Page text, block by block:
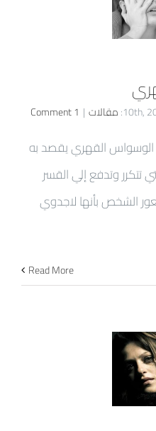
مقالات |
1 Comment
القهري يقصد به
تتكرر وتدفع إلي القسر
الشخص بأنها لاجدوي
Read More